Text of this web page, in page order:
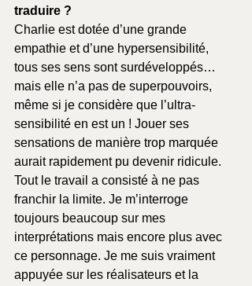
traduire ?
Charlie est dotée d’une grande
empathie et d’une hypersensibilité,
tous ses sens sont surdéveloppés…
mais elle n’a pas de superpouvoirs,
même si je considère que l’ultra-
sensibilité en est un ! Jouer ses
sensations de manière trop marquée
aurait rapidement pu devenir ridicule.
Tout le travail a consisté à ne pas
franchir la limite. Je m’interroge
toujours beaucoup sur mes
interprétations mais encore plus avec
ce personnage. Je me suis vraiment
appuyée sur les réalisateurs et la